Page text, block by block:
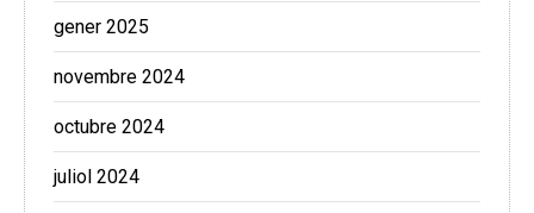
gener 2025
novembre 2024
octubre 2024
juliol 2024